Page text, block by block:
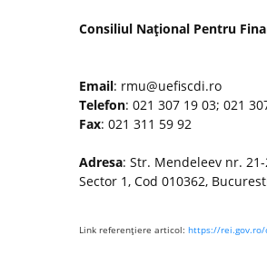
Consiliul Naţional Pentru
Email: rmu@uefiscdi.ro
Telefon: 021 307 19 03; 021
Fax: 021 311 59 92
Adresa: Str. Mendeleev nr. 21-
Sector 1, Cod 010362,
Link referenţiere articol: https://rei.gov.ro/